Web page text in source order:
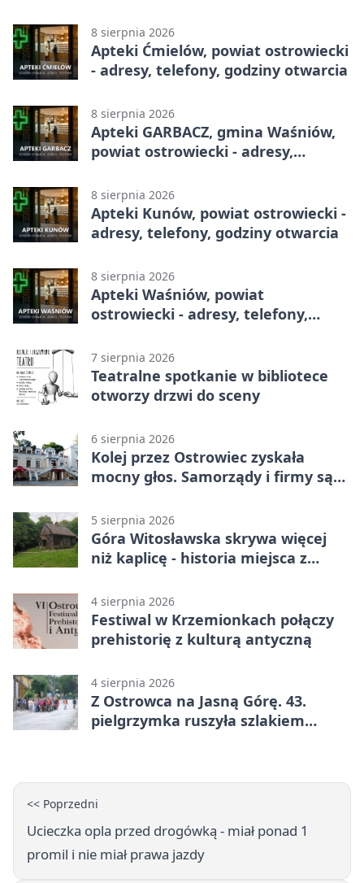
8 sierpnia 2026
Apteki Ćmielów, powiat ostrowiecki
- adresy, telefony, godziny otwarcia
8 sierpnia 2026
Apteki GARBACZ, gmina Waśniów,
powiat ostrowiecki - adresy,
8 sierpnia 2026
Apteki Kunów, powiat ostrowiecki -
adresy, telefony, godziny otwarcia
8 sierpnia 2026
Apteki Waśniów, powiat
ostrowiecki - adresy, telefony,
7 sierpnia 2026
Teatralne spotkanie w bibliotece
otworzy drzwi do sceny
6 sierpnia 2026
Kolej przez Ostrowiec zyskała
mocny głos. Samorządy i firmy są
5 sierpnia 2026
Góra Witosławska skrywa więcej
niż kaplicę - historia miejsca z
4 sierpnia 2026
Festiwal w Krzemionkach połączy
prehistorię z kulturą antyczną
4 sierpnia 2026
Z Ostrowca na Jasną Górę. 43.
pielgrzymka ruszyła szlakiem
<< Poprzedni
Ucieczka opla przed drogówką - miał ponad 1
promil i nie miał prawa jazdy